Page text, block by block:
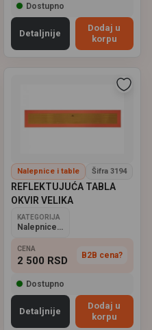
Dostupno
Detaljnije
Dodaj u
korpu
Nalepnice i table Šifra 3194
REFLEKTUJUĆA TABLA
OKVIR VELIKA
KATEGORIJA
Nalepnice i table
CENA
2 500 RSD B2B cena?
Dostupno
Detaljnije
Dodaj u
korpu